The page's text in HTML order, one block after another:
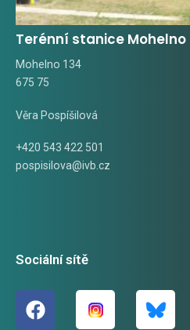
Terénní stanice Mohelno
Mohelno 134
675 75
Věra Pospíšilová
+420 543 422 501
pospisilova@ivb.cz
Sociální sítě